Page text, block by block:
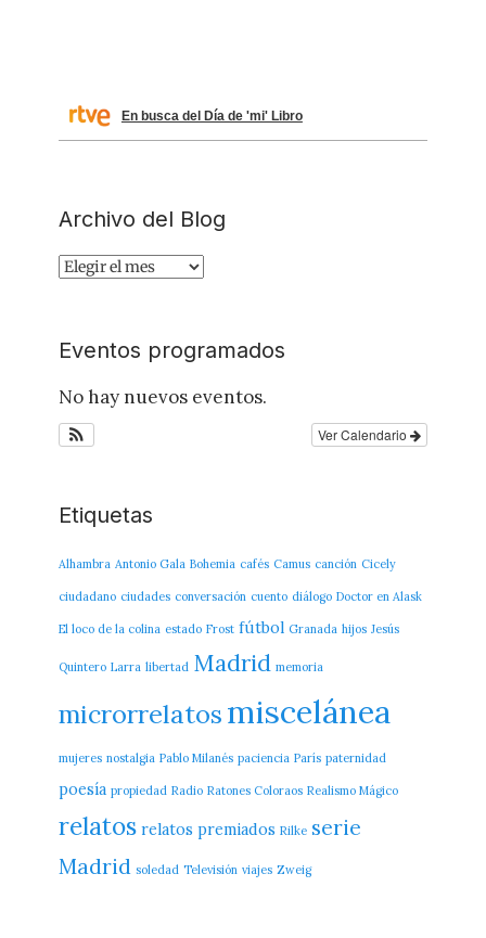
En busca del Día de 'mi' Libro
Archivo del Blog
Archivo
Eventos programados
No hay nuevos eventos.
Ver Calendario
Etiquetas
Alhambra Antonio Gala Bohemia cafés Camus canción Cicely
ciudadano ciudades conversación cuento diálogo Doctor en Alask
El loco de la colina estado Frost fútbol Granada hijos Jesús
Quintero Larra libertad Madrid memoria
microrrelatos miscelánea
mujeres nostalgia Pablo Milanés paciencia París paternidad
poesía propiedad Radio Ratones Coloraos Realismo Mágico
relatos relatos premiados Rilke serie
Madrid soledad Televisión viajes Zweig